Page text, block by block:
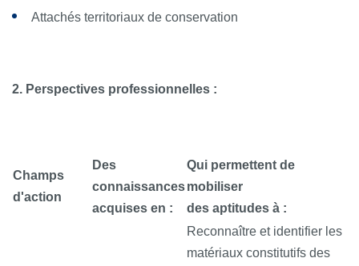
Attachés territoriaux de conservation
2. Perspectives professionnelles :
Champs
d'action
Des
connaissances
acquises en :
Qui permettent de
mobiliser
des aptitudes à :
Reconnaître et identifier les
matériaux constitutifs des